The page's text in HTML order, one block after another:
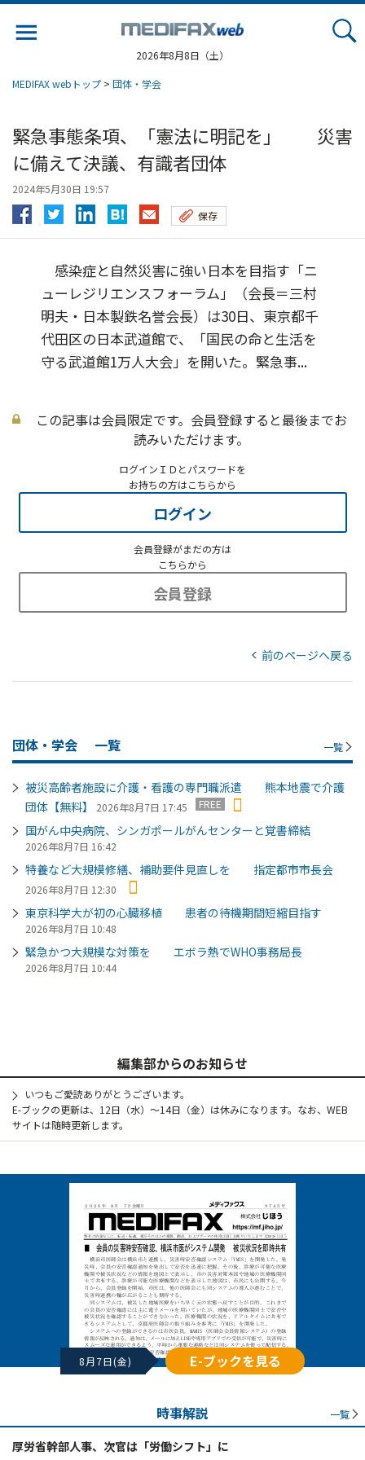
2026年8月8日（土）
MEDIFAX webトップ > 団体・学会
緊急事態条項、「憲法に明記を」 災害
に備えて決議、有識者団体
2024年5月30日 19:57
保存
感染症と自然災害に強い日本を目指す「ニ
ューレジリエンスフォーラム」（会長＝三村
明夫・日本製鉄名誉会長）は30日、東京都千
代田区の日本武道館で、「国民の命と生活を
守る武道館1万人大会」を開いた。緊急事...
この記事は会員限定です。会員登録すると最後までお
読みいただけます。
ログインＩＤとパスワードを
お持ちの方はこちらから
ログイン
会員登録がまだの方は
こちらから
会員登録
前のページへ戻る
団体・学会 一覧 一覧
被災高齢者施設に介護・看護の専門職派遣 熊本地震で介護
団体【無料】
2026年8月7日 17:45 FREE
国がん中央病院、シンガポールがんセンターと覚書締結
2026年8月7日 16:42
特養など大規模修繕、補助要件見直しを 指定都市市長会
2026年8月7日 12:30
東京科学大が初の心臓移植 患者の待機期間短縮目指す
2026年8月7日 10:48
緊急かつ大規模な対策を エボラ熱でWHO事務局長
2026年8月7日 10:44
編集部からのお知らせ
いつもご愛読ありがとうございます。
E-ブックの更新は、12日（水）～14日（金）は休みになります。なお、WEB
サイトは随時更新します。
8月7日(金) E-ブックを見る
時事解説 一覧
厚労省幹部人事、次官は「労働シフト」に